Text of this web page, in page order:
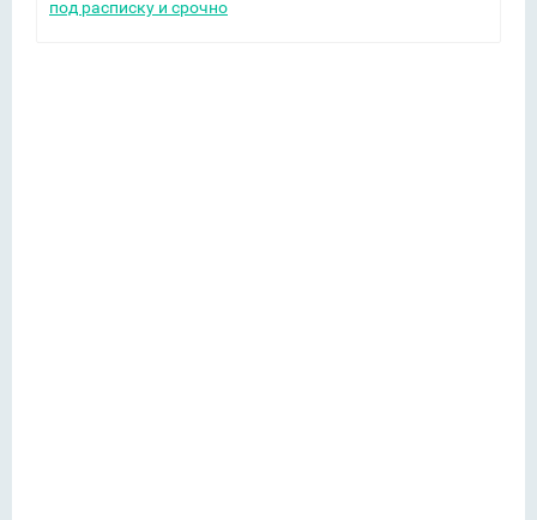
под расписку и срочно